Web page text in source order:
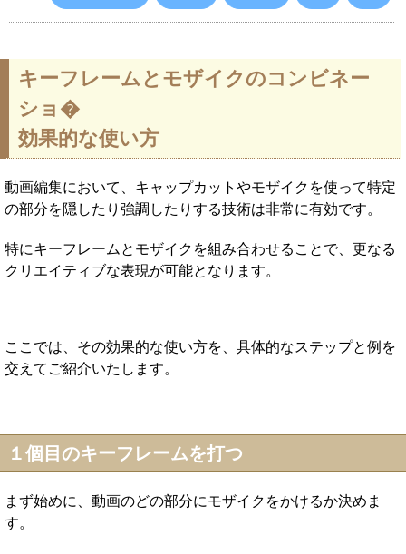
キーフレームとモザイクのコンビネー
ショ�
効果的な使い方
動画編集において、キャップカットやモザイクを使って特定
の部分を隠したり強調したりする技術は非常に有効です。
特にキーフレームとモザイクを組み合わせることで、更なる
クリエイティブな表現が可能となります。
ここでは、その効果的な使い方を、具体的なステップと例を
交えてご紹介いたします。
１個目のキーフレームを打つ
まず始めに、動画のどの部分にモザイクをかけるか決めま
す。